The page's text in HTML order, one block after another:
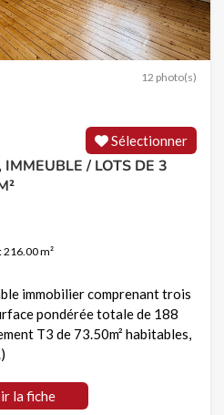
12 photo(s)
Sélectionner
/ LOTS DE 3
216.00 m²
immobilier comprenant trois
pondérée totale de 188
T3 de 73.50m² habitables,
la fiche